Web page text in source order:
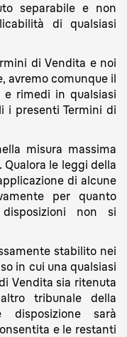
separabile e non
di qualsiasi
di Vendita e noi
avremo comunque il
rimedi in qualsiasi
i presenti Termini di
misura massima
le leggi della
di alcune
per quanto
non si
stabilito nei
in cui una qualsiasi
Vendita sia ritenuta
tribunale della
disposizione sarà
e le restanti